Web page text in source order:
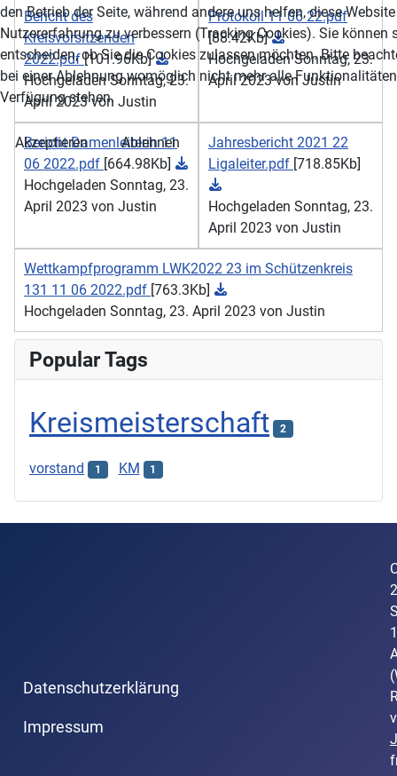
Bericht des
Kreisvorsitzenden
2022.pdf[101.96Kb]
Hochgeladen Sonntag, 23.
April 2023 von Justin
Protokoll 11 06 22.pdf
[88.42Kb]
Hochgeladen Sonntag, 23.
April 2023 von Justin
Bericht Damenleiterin 11
06 2022.pdf [664.98Kb]
Hochgeladen Sonntag, 23.
April 2023 von Justin
Jahresbericht 2021 22
Ligaleiter.pdf [718.85Kb]
Hochgeladen Sonntag, 23.
April 2023 von Justin
Wettkampfprogramm LWK2022 23 im Schützenkreis
131 11 06 2022.pdf [763.3Kb]
Hochgeladen Sonntag, 23. April 2023 von Justin
Popular Tags
Kreismeisterschaft 2
vorstand 1 KM 1
Datenschutzerklärung
Impressum
den Betrieb der Seite, während andere uns helfen, diese
Nutzererfahrung zu verbessern (Tracking Cookies). Sie können
entscheiden, ob Sie die Cookies zulassen möchten. Bitte
bei einer Ablehnung womöglich nicht mehr alle
Verfügung stehen.
Akzeptieren Ablehnen